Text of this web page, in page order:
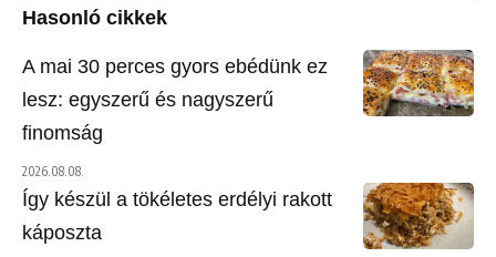
Hasonló cikkek
A mai 30 perces gyors ebédünk ez
lesz: egyszerű és nagyszerű
finomság
2026.08.08.
Így készül a tökéletes erdélyi rakott
káposzta